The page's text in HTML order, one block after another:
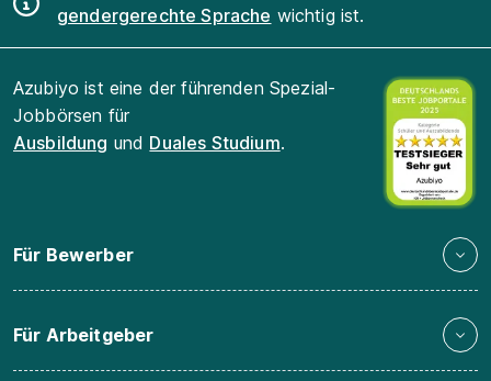
gendergerechte Sprache wichtig ist.
Azubiyo ist eine der führenden Spezial-
Jobbörsen für
Ausbildung und Duales Studium.
Für Bewerber
Für Arbeitgeber